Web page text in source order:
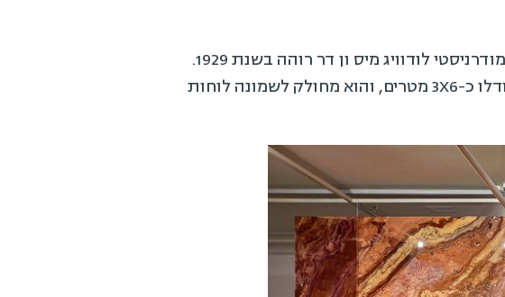
כך הרגישה ליהי חן כשביקרה לפני 18 שנה בביתן ברצלונה, שתכנן האדריכל המודרניסטי לודוויג מיס ון דר רוהה בשנת 1929.
בפרט הרגישה מאוהבת ונאהבת כשנעמדה מול קיר השיש החום-כתמתם, שגודלו כ-3X6 מטרים, והוא מחולק לשמונה לוחות